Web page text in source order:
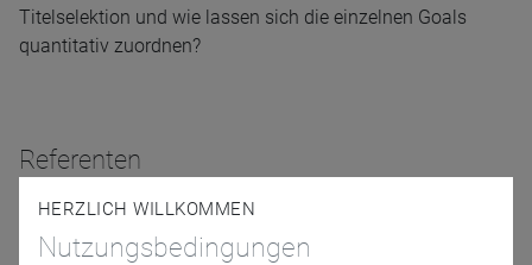
Titelselektion und wie lassen sich die einzelnen Goals
quantitativ zuordnen?
Referenten
HERZLICH WILLKOMMEN
Nutzungsbedingungen